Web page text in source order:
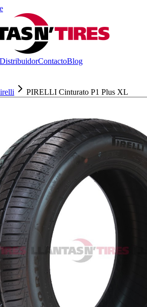
DistribuidorContactoBlog
PIRELLI Cinturato P1 Plus XL